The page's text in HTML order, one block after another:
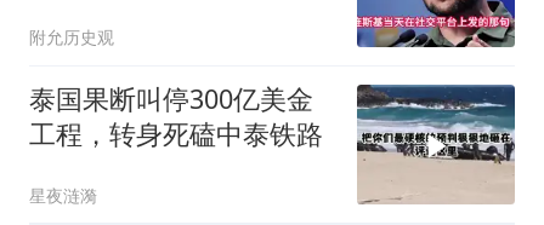
附允历史观
泰国果断叫停300亿美金
工程，转身死磕中泰铁路
星夜涟漪